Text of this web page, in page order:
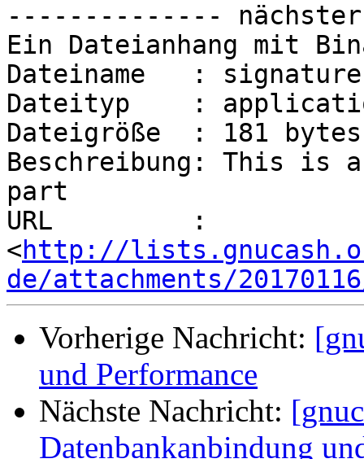
--------------
Ein Dateianhang mit
Dateiname   :
Dateityp    :
Dateigröße  : 181 bytes
Beschreibung: This is
part
URL         :
<http://
de/attachments/
Vorherige Nachricht:
und Performance
Nächste Nachricht:
Datenbankanbindung